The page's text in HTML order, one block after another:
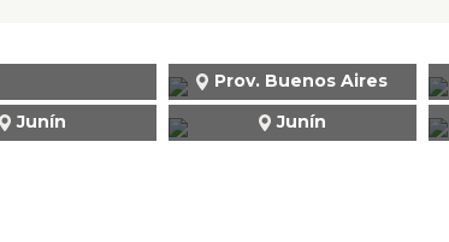
Prov. Buenos Aires
Junín Junín